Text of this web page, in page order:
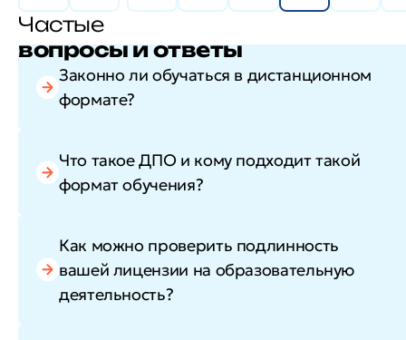
Частые
вопросы и ответы
Законно ли обучаться в дистанционном
формате?
Что такое ДПО и кому подходит такой
формат обучения?
Как можно проверить подлинность
вашей лицензии на образовательную
деятельность?